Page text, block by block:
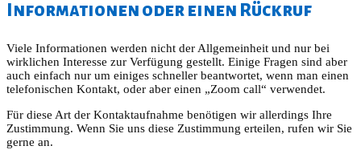
Informationen oder einen Rückruf
Viele Informationen werden nicht der Allgemeinheit und nur bei
wirklichen Interesse zur Verfügung gestellt. Einige Fragen sind aber
auch einfach nur um einiges schneller beantwortet, wenn man einen
telefonischen Kontakt, oder aber einen „Zoom call“ verwendet.
Für diese Art der Kontaktaufnahme benötigen wir allerdings Ihre
Zustimmung. Wenn Sie uns diese Zustimmung erteilen, rufen wir Sie
gerne an.